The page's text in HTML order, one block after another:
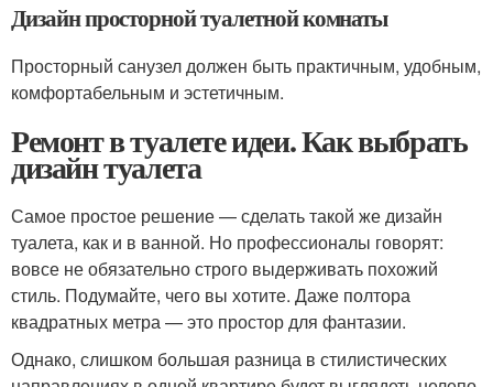
Дизайн просторной туалетной комнаты
Просторный санузел должен быть практичным, удобным,
комфортабельным и эстетичным.
Ремонт в туалете идеи. Как выбрать
дизайн туалета
Самое простое решение — сделать такой же дизайн
туалета, как и в ванной. Но профессионалы говорят:
вовсе не обязательно строго выдерживать похожий
стиль. Подумайте, чего вы хотите. Даже полтора
квадратных метра — это простор для фантазии.
Однако, слишком большая разница в стилистических